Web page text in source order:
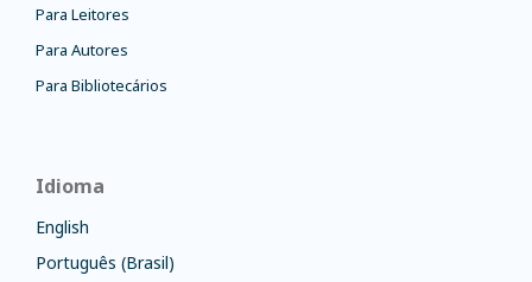
Para Leitores
Para Autores
Para Bibliotecários
Idioma
English
Português (Brasil)